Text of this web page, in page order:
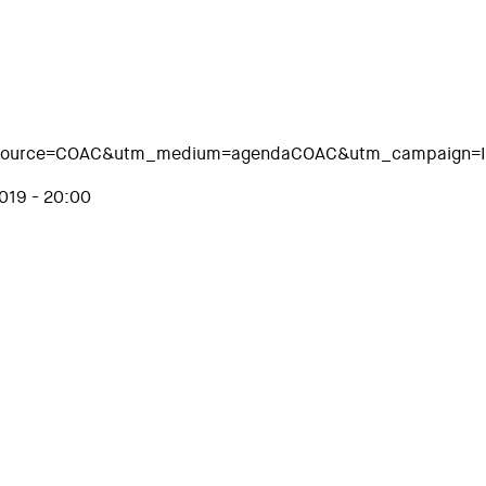
- 20:00
of tomorrow"